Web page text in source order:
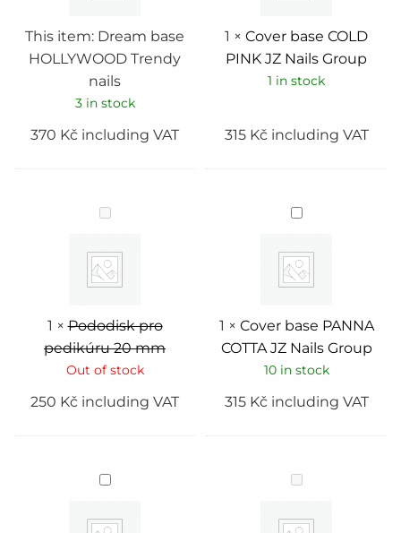
This item: Dream base
HOLLYWOOD Trendy
nails
3 in stock
370 Kč including VAT
1 × Cover base COLD
PINK JZ Nails Group
1 in stock
315 Kč including VAT
Pododisk
pro
20
mm
1 ×Pododisk pro
pedikúru 20 mm
Out of stock
250 Kč including VAT
Cover
base
COTTA
JZ
Nails
1 × Cover base PANNA
COTTA JZ Nails Group
10 in stock
315 Kč including VAT
Cover
base
LAND
Enigma
068
Nails